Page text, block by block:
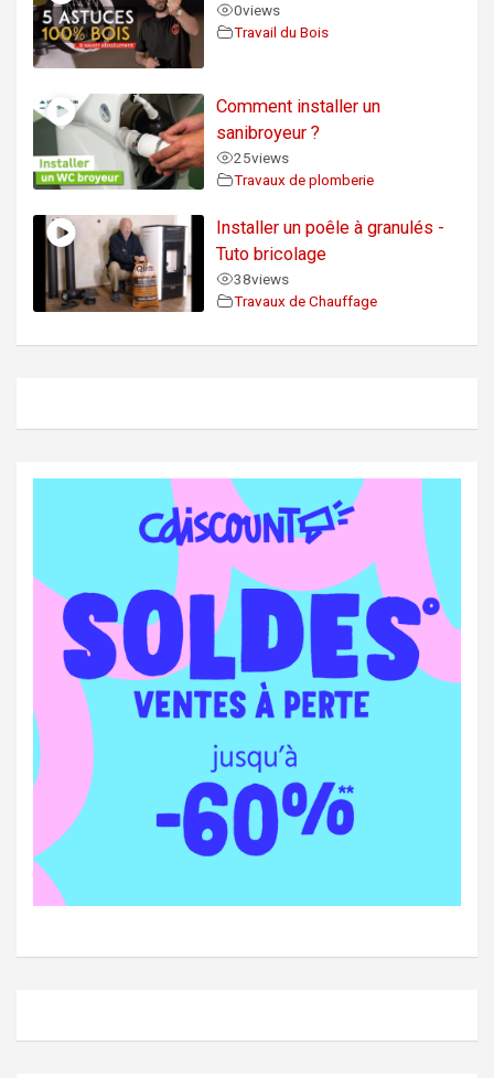
0views
Travail du Bois
Comment installer un
sanibroyeur ?
25views
Travaux de plomberie
Installer un poêle à granulés -
Tuto bricolage
38views
Travaux de Chauffage